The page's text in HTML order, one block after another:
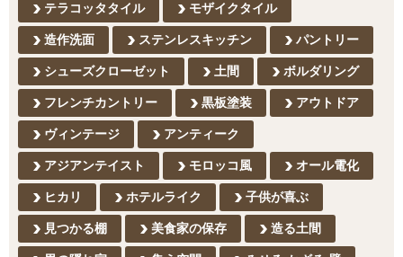
テラコッタタイル モザイクタイル
造作洗面 ステンレスキッチン パントリー
シューズクローゼット 土間 ボルダリング
フレンチカントリー 黒板塗装 アウトドア
ヴィンテージ アンティーク
アジアンテイスト モロッコ風 オール電化
ヒカリ ホテルライク 子供が喜ぶ
見つかる棚 美食家の保存 造る土間